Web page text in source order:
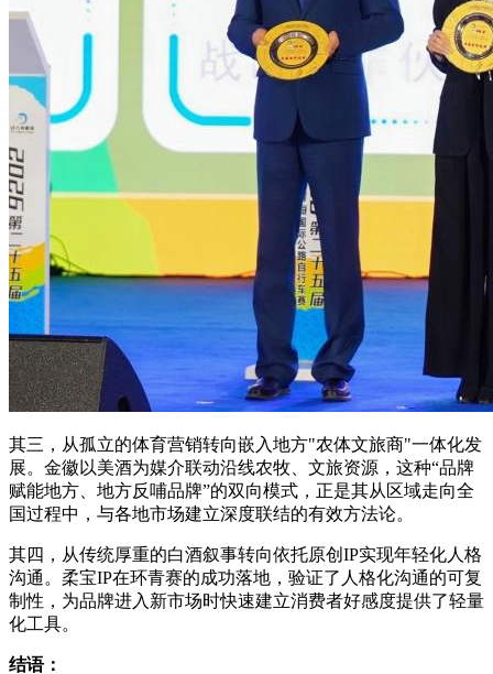
其三，从孤立的体育营销转向嵌入地方"农体文旅商"一体化发
展。金徽以美酒为媒介联动沿线农牧、文旅资源，这种“品牌
赋能地方、地方反哺品牌”的双向模式，正是其从区域走向全
国过程中，与各地市场建立深度联结的有效方法论。
其四，从传统厚重的白酒叙事转向依托原创IP实现年轻化人格
沟通。柔宝IP在环青赛的成功落地，验证了人格化沟通的可复
制性，为品牌进入新市场时快速建立消费者好感度提供了轻量
化工具。
结语：